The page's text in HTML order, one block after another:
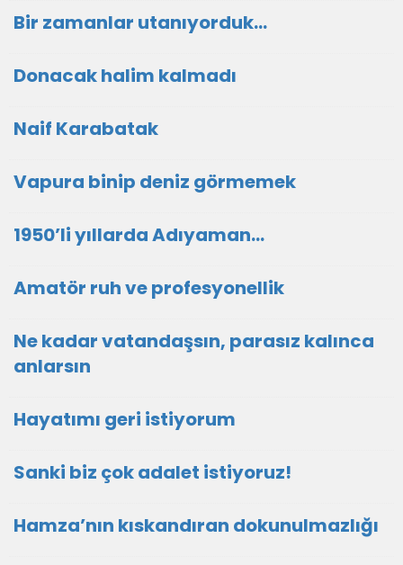
Bir zamanlar utanıyorduk…
Donacak halim kalmadı
Naif Karabatak
Vapura binip deniz görmemek
1950’li yıllarda Adıyaman…
Amatör ruh ve profesyonellik
Ne kadar vatandaşsın, parasız kalınca
anlarsın
Hayatımı geri istiyorum
Sanki biz çok adalet istiyoruz!
Hamza’nın kıskandıran dokunulmazlığı